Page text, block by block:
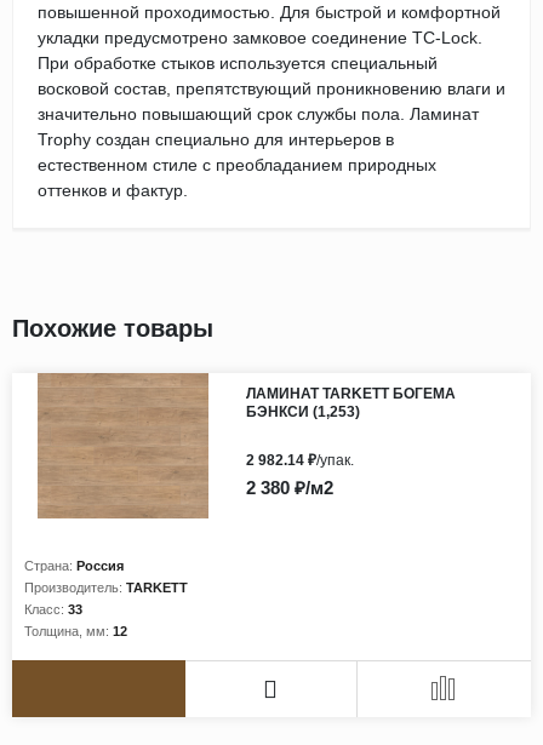
повышенной проходимостью. Для быстрой и комфортной
укладки предусмотрено замковое соединение TC-Lock.
При обработке стыков используется специальный
восковой состав, препятствующий проникновению влаги и
значительно повышающий срок службы пола. Ламинат
Trophy создан специально для интерьеров в
естественном стиле с преобладанием природных
оттенков и фактур.
Похожие товары
ЛАМИНАТ TARKETT БОГЕМА
БЭНКСИ (1,253)
Страна: Россия
Производитель: TARKETT
Класс: 33
Толщина, мм: 12
2 380 ₽/м2
2 982.14 ₽/упак.